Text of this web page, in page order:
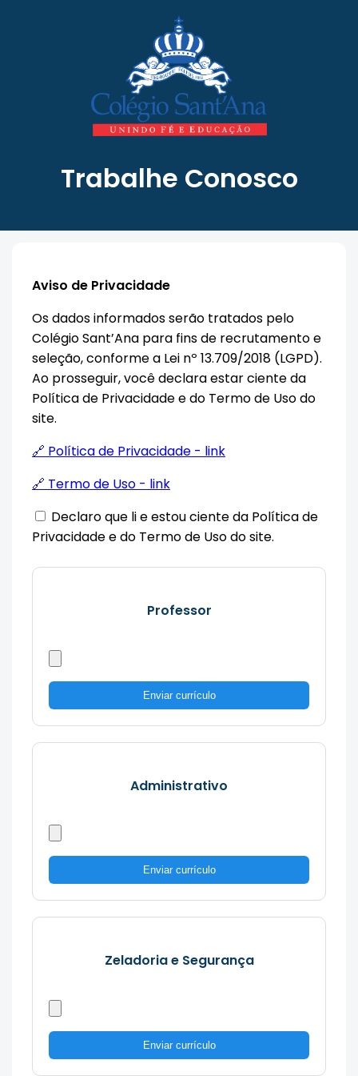
Trabalhe Conosco
Aviso de Privacidade
Os dados informados serão tratados pelo
Colégio Sant’Ana para fins de recrutamento e
seleção, conforme a Lei nº 13.709/2018 (LGPD).
Ao prosseguir, você declara estar ciente da
Política de Privacidade e do Termo de Uso do
site.
🔗 Política de Privacidade - link
🔗 Termo de Uso - link
Declaro que li e estou ciente da Política de
Privacidade e do Termo de Uso do site.
Professor
Enviar currículo
Administrativo
Enviar currículo
Zeladoria e Segurança
Enviar currículo